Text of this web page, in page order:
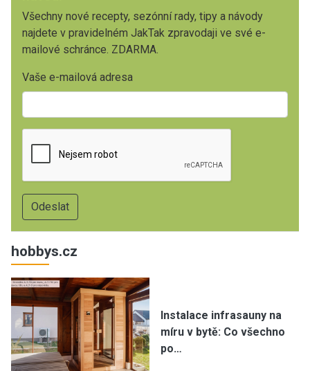
Všechny nové recepty, sezónní rady, tipy a návody
najdete v pravidelném JakTak zpravodaji ve své e-
mailové schránce. ZDARMA.
Vaše e-mailová adresa
hobbys.cz
Instalace infrasauny na
míru v bytě: Co všechno
po…